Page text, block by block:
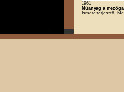
1961
Műanyag a
Ismeretterjesztő,